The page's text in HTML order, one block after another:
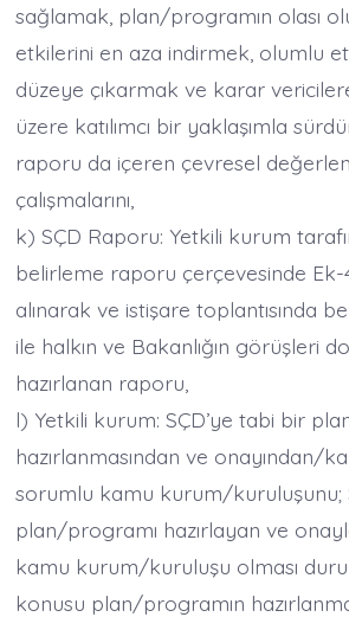
sağlamak, plan/programın olası
etkilerini en aza indirmek, olumlu
düzeye çıkarmak ve karar
üzere katılımcı bir yaklaşımla
raporu da içeren çevresel
çalışmalarını,
k) SÇD Raporu: Yetkili kurum
belirleme raporu çerçevesinde Ek-
alınarak ve istişare toplantısında
ile halkın ve Bakanlığın görüşleri
hazırlanan raporu,
l) Yetkili kurum: SÇD’ye tabi bir
hazırlanmasından ve onayından/
sorumlu kamu kurum/kuruluşunu;
plan/programı hazırlayan ve
kamu kurum/kuruluşu olması
konusu plan/programın